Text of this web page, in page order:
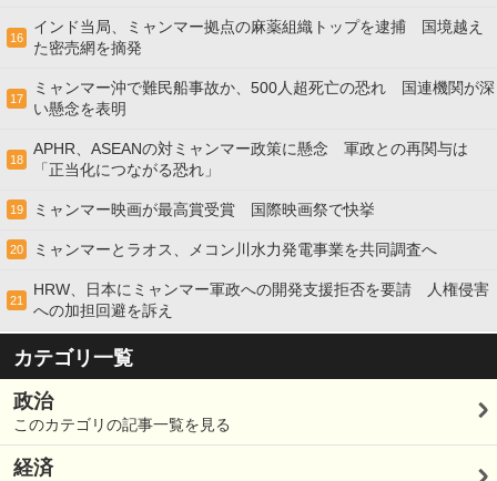
16
インド当局、ミャンマー拠点の麻薬組織トップを逮捕 国境越え
た密売網を摘発
17
ミャンマー沖で難民船事故か、500人超死亡の恐れ 国連機関が深
い懸念を表明
18
APHR、ASEANの対ミャンマー政策に懸念 軍政との再関与は
「正当化につながる恐れ」
19 ミャンマー映画が最高賞受賞 国際映画祭で快挙
20 ミャンマーとラオス、メコン川水力発電事業を共同調査へ
21
HRW、日本にミャンマー軍政への開発支援拒否を要請 人権侵害
への加担回避を訴え
カテゴリ一覧
政治
このカテゴリの記事一覧を見る
経済